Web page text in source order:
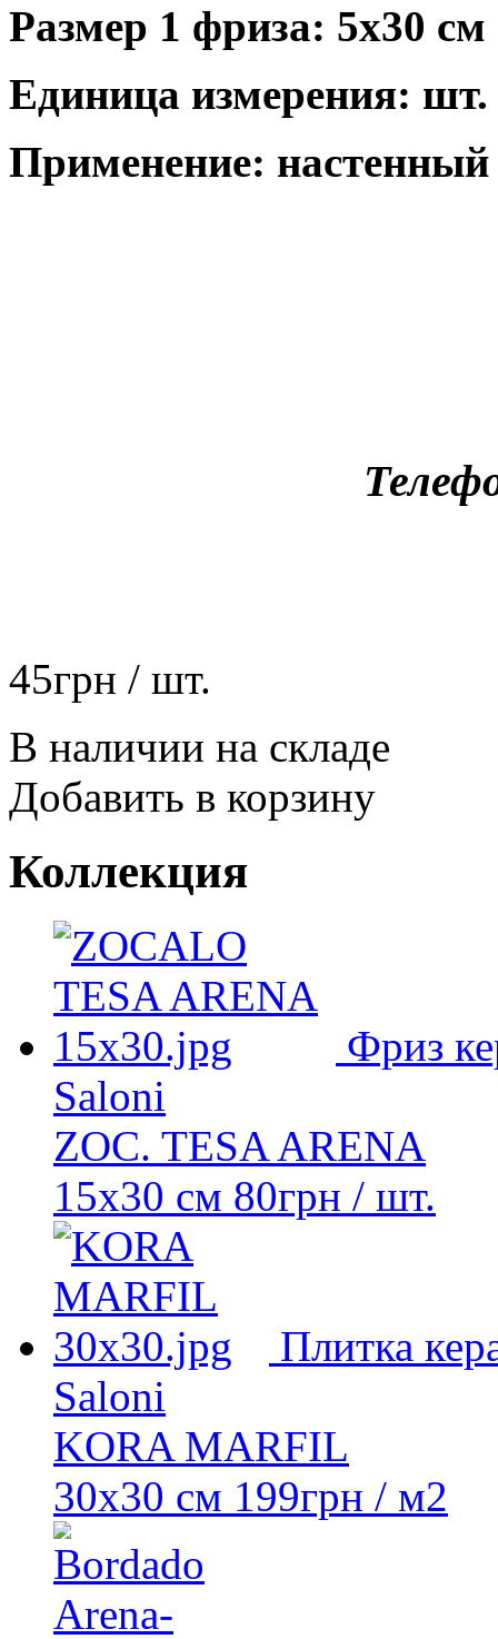
Размер 1 фриза: 5x30 см
Единица измерения: шт.
Применение: настенный
45грн / шт.
В наличии на складе
Добавить в корзину
Коллекция
Фриз
Saloni
ZOC. TESA ARENA
15x30 см 80грн / шт.
Плитка
Saloni
KORA MARFIL
30x30 см 199грн / м2